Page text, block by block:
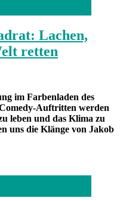
Lachen,
retten
im Farbenladen des
Auftritten werden
leben und das Klima zu
uns die Klänge von Jakob